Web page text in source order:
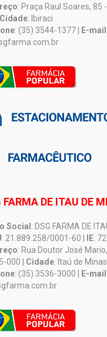
: Praça Raul Soares, 85
Cidade: Ibiraci
: (35) 3544-1377 | E-mail
FARMA DE ITAU DE
Social : DSG FARMA DE
: 21.889.258/0001-60 | IE:
: Rua Doutor José
000 | Cidade: Itaú de Minas
: (35) 3536-3000 | E-mail